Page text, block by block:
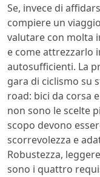
Se, invece di
compiere un
valutare con molta
e come attrezzarlo
autosufficienti. La
gara di ciclismo su
road: bici da corsa
non sono le scelte
scopo devono
scorrevolezza e
Robustezza,
sono i quattro